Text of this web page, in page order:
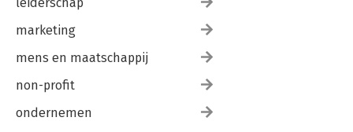
leiderschap
marketing
mens en maatschappij
non-profit
ondernemen